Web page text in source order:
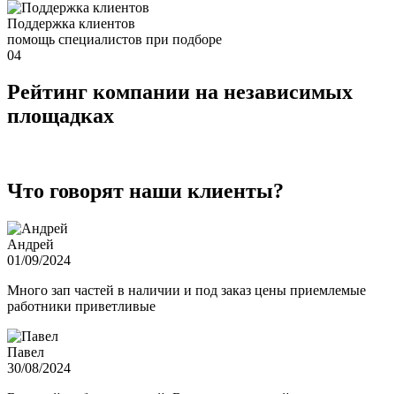
Поддержка клиентов
помощь специалистов при подборе
04
Рейтинг компании на независимых
площадках
Что говорят наши клиенты?
Андрей
01/09/2024
Много зап частей в наличии и под заказ цены приемлемые
работники приветливые
Павел
30/08/2024